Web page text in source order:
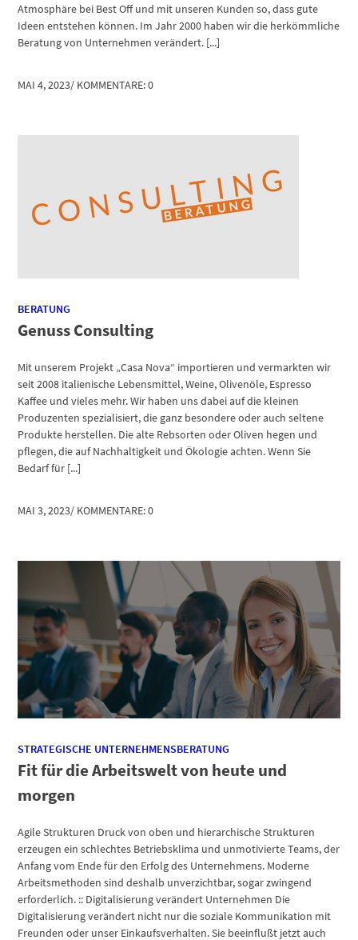
Atmosphäre bei Best Off und mit unseren Kunden so, dass gute
Ideen entstehen können. Im Jahr 2000 haben wir die herkömmliche
Beratung von Unternehmen verändert. [...]
MAI 4, 2023/ KOMMENTARE: 0
BERATUNG
Genuss Consulting
Mit unserem Projekt „Casa Nova“ importieren und vermarkten wir
seit 2008 italienische Lebensmittel, Weine, Olivenöle, Espresso
Kaffee und vieles mehr. Wir haben uns dabei auf die kleinen
Produzenten spezialisiert, die ganz besondere oder auch seltene
Produkte herstellen. Die alte Rebsorten oder Oliven hegen und
pflegen, die auf Nachhaltigkeit und Ökologie achten. Wenn Sie
Bedarf für [...]
MAI 3, 2023/ KOMMENTARE: 0
STRATEGISCHE UNTERNEHMENSBERATUNG
Fit für die Arbeitswelt von heute und
morgen
Agile Strukturen Druck von oben und hierarchische Strukturen
erzeugen ein schlechtes Betriebsklima und unmotivierte Teams, der
Anfang vom Ende für den Erfolg des Unternehmens. Moderne
Arbeitsmethoden sind deshalb unverzichtbar, sogar zwingend
erforderlich. :: Digitalisierung verändert Unternehmen Die
Digitalisierung verändert nicht nur die soziale Kommunikation mit
Freunden oder unser Einkaufsverhalten. Sie beeinflußt jetzt auch